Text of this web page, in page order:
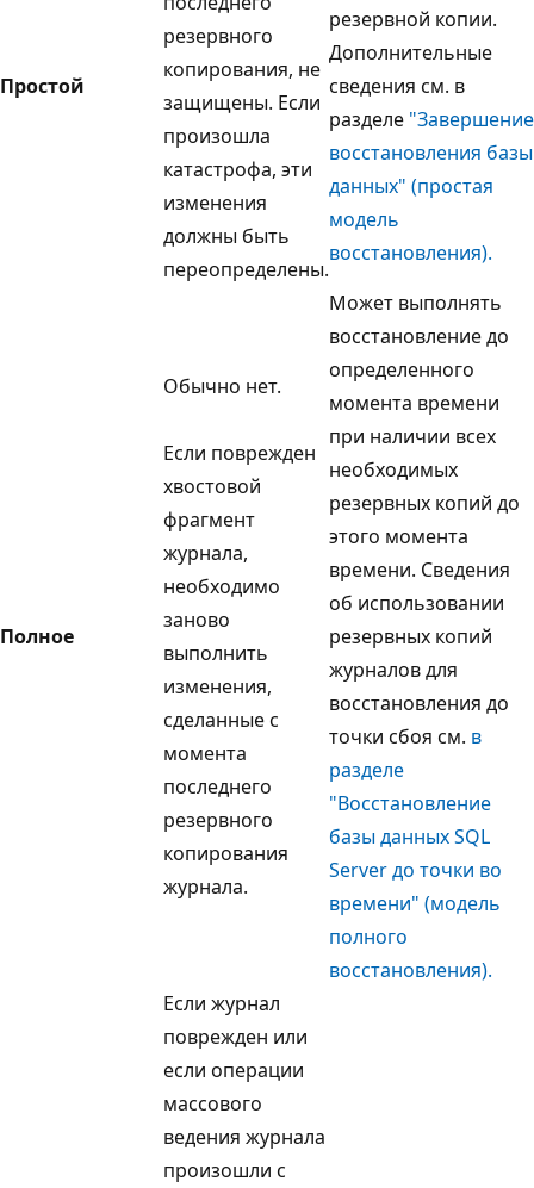
Простой
резервного
копирования, не
защищены. Если
произошла
катастрофа, эти
изменения
должны быть
переопределены.
резервной копии.
Дополнительные
сведения см. в
разделе "Завершение
восстановления базы
данных" (простая
модель
восстановления).
Полное
Обычно нет.
Если поврежден
хвостовой
фрагмент
журнала,
необходимо
заново
выполнить
изменения,
сделанные с
момента
последнего
резервного
копирования
журнала.
Может выполнять
восстановление до
определенного
момента времени
при наличии всех
необходимых
резервных копий до
этого момента
времени. Сведения
об использовании
резервных копий
журналов для
восстановления до
точки сбоя см. в
разделе
"Восстановление
базы данных SQL
Server до точки во
времени" (модель
полного
восстановления).
Если журнал
поврежден или
если операции
массового
ведения журнала
произошли с